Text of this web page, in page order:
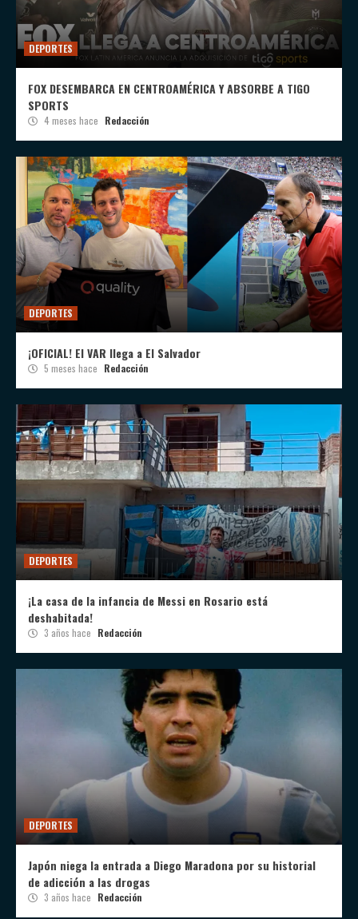
DEPORTES
FOX DESEMBARCA EN CENTROAMÉRICA Y ABSORBE A TIGO
SPORTS
4 meses hace Redacción
DEPORTES
¡OFICIAL! El VAR llega a El Salvador
5 meses hace Redacción
DEPORTES
¡La casa de la infancia de Messi en Rosario está
deshabitada!
3 años hace Redacción
DEPORTES
Japón niega la entrada a Diego Maradona por su historial
de adicción a las drogas
3 años hace Redacción